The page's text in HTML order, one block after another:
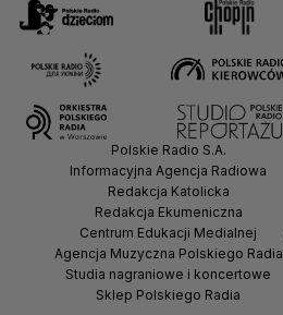
Polskie Radio S.A.
Informacyjna Agencja Radiowa
Redakcja Katolicka
Redakcja Ekumeniczna
Centrum Edukacji Medialnej
Agencja Muzyczna Polskiego Radia
Studia nagraniowe i koncertowe
Sklep Polskiego Radia